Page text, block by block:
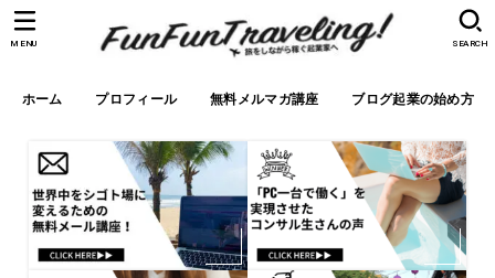
ホーム プロフィール 無料メルマガ講座 ブログ起業の始め方
SEARCH
MENU